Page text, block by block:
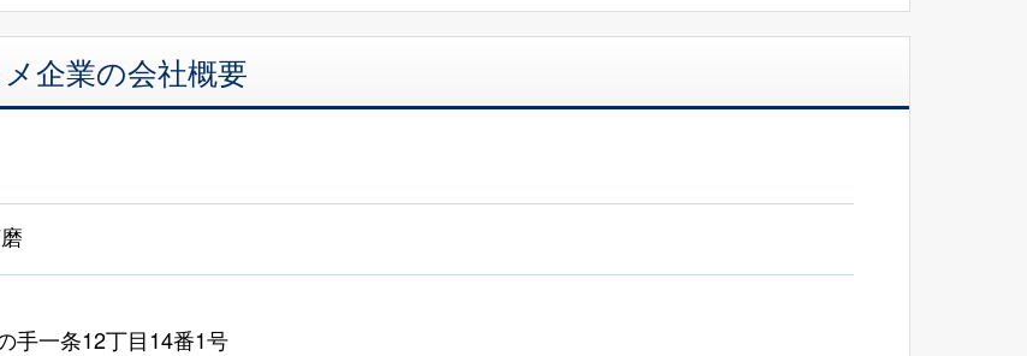
企業の会社概要
手一条12丁目14番1号